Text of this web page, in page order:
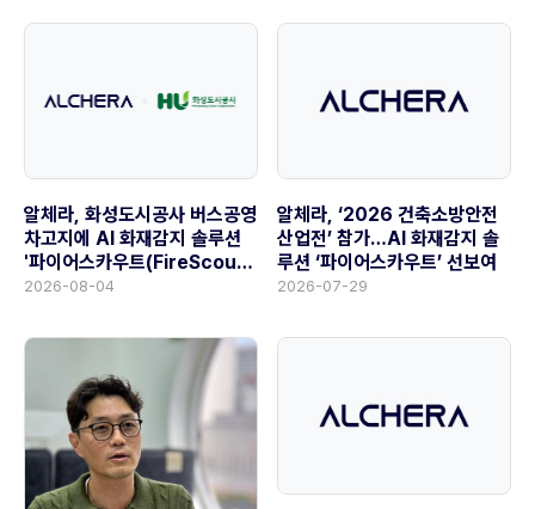
알체라, 화성도시공사 버스공영
차고지에 AI 화재감지 솔루션
'파이어스카우트(FireScout)'
공급
2026-08-04
알체라, ‘2026 건축소방안전
산업전’ 참가…AI 화재감지 솔
루션 ‘파이어스카우트’ 선보여
2026-07-29